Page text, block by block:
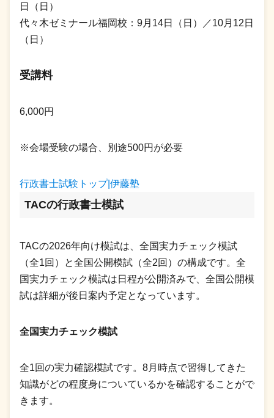
日（日）
代々木ゼミナール福岡校：9月14日（日）／10月12日
（日）
受講料
6,000円
※会場受験の場合、別途500円が必要
行政書士試験トップ|伊藤塾
TACの行政書士模試
TACの2026年向け模試は、全国実力チェック模試
（全1回）と全国公開模試（全2回）の構成です。全
国実力チェック模試は日程が公開済みで、全国公開模
試は詳細が後日案内予定となっています。
全国実力チェック模試
全1回の実力確認模試です。8月時点で習得してきた
知識がどの程度身についているかを確認することがで
きます。